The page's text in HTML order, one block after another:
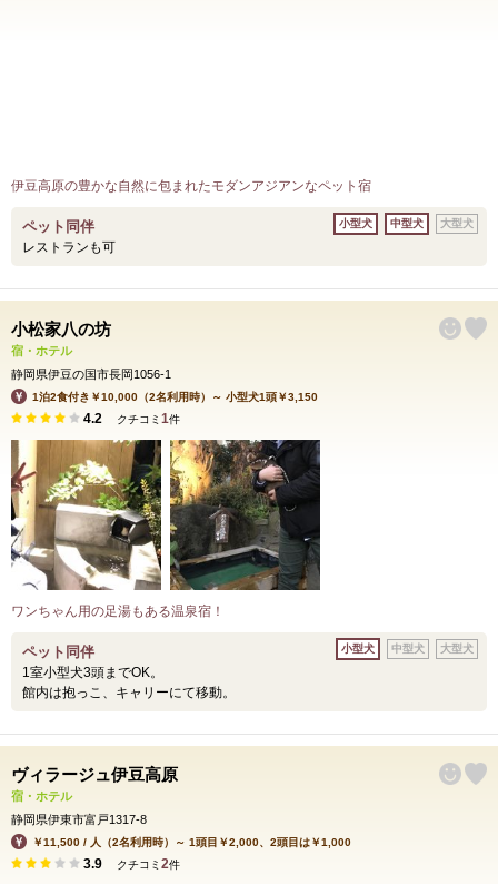
伊豆高原の豊かな自然に包まれたモダンアジアンなペット宿
ペット同伴
レストランも可
小型犬 中型犬 大型犬
小松家八の坊
宿・ホテル
静岡県伊豆の国市長岡1056-1
1泊2食付き￥10,000（2名利用時）～ 小型犬1頭￥3,150
4.2 クチコミ 1件
ワンちゃん用の足湯もある温泉宿！
ペット同伴
1室小型犬3頭までOK。
館内は抱っこ、キャリーにて移動。
小型犬 中型犬 大型犬
ヴィラージュ伊豆高原
宿・ホテル
静岡県伊東市富戸1317-8
￥11,500 / 人（2名利用時）～ 1頭目￥2,000、2頭目は￥1,000
3.9 クチコミ 2件